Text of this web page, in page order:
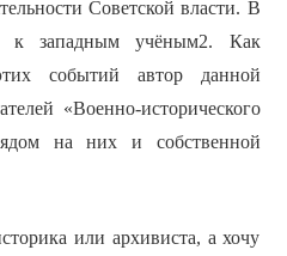
Советской власти. В
к западным учёным2. Как
событий автор данной
«Военно-исторического
на них и собственной
или архивиста, а хочу